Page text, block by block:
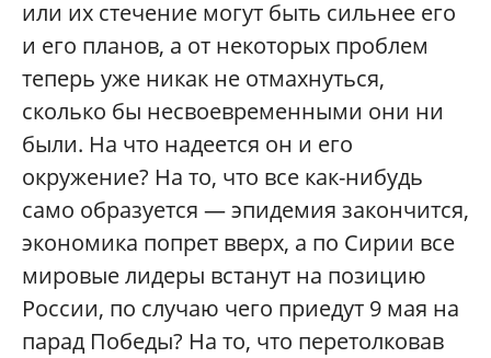
или их стечение могут быть сильнее его
и его планов, а от некоторых проблем
теперь уже никак не отмахнуться,
сколько бы несвоевременными они ни
были. На что надеется он и его
окружение? На то, что все как-нибудь
само образуется — эпидемия закончится,
экономика попрет вверх, а по Сирии все
мировые лидеры встанут на позицию
России, по случаю чего приедут 9 мая на
парад Победы? На то, что перетолковав